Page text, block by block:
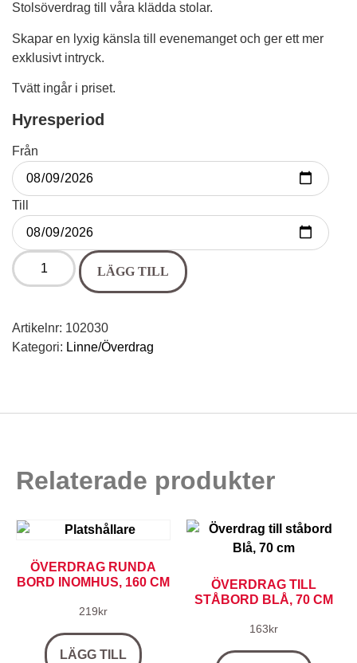
Stolsöverdrag till våra klädda stolar.
Skapar en lyxig känsla till evenemanget och ger ett mer
exklusivt intryck.
Tvätt ingår i priset.
Hyresperiod
Från
Till
LÄGG TILL
Artikelnr: 102030
Kategori: Linne/Överdrag
Relaterade produkter
ÖVERDRAG RUNDA
BORD INOMHUS, 160 CM
219kr
LÄGG TILL
ÖVERDRAG TILL
STÅBORD BLÅ, 70 CM
163kr